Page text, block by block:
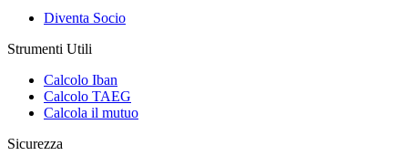
Diventa Socio
Strumenti Utili
Calcolo Iban
Calcolo TAEG
Calcola il mutuo
Sicurezza